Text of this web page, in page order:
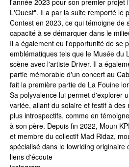
l'année 2023 pour son premier projet
L'Ouest". Il a par la suite remporté le
Contest en 2023, ce qui témoigne de
capacité à se démarquer dans le
Il a également eu l'opportunité de se
emblématiques tels que le Musée du
scène avec l'artiste Driver. Il a
partie mémorable d'un concert au
fait la première partie de La Fouine
Sa polyvalence lui permet d'explorer
variée, allant du solaire et festif à des
plus introspectifs, comme en
à son père. Depuis fin 2022, Moun
et membre du collectif Mad Ridaz,
spécialisé dans le lowriding originaire
liens d'écoute